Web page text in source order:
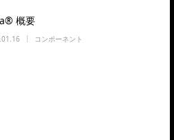
概要
コンポーネント